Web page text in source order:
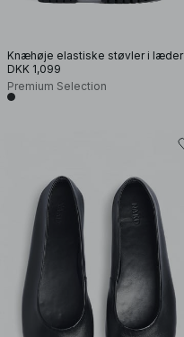
Knæhøje elastiske støvler i læder
DKK 1,099
Premium Selection